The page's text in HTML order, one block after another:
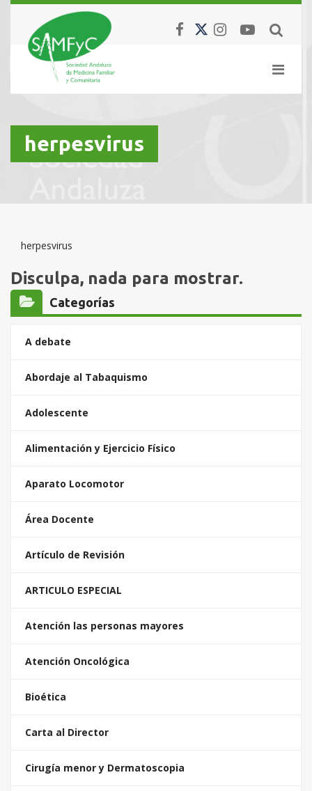
herpesvirus
herpesvirus
Disculpa, nada para mostrar.
Categorías
A debate
Abordaje al Tabaquismo
Adolescente
Alimentación y Ejercicio Físico
Aparato Locomotor
Área Docente
Artículo de Revisión
ARTICULO ESPECIAL
Atención las personas mayores
Atención Oncológica
Bioética
Carta al Director
Cirugía menor y Dermatoscopia